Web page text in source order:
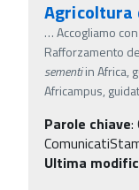
Agricoltura
…Accogliamo
Rafforzamento
sementiin Africa,
Africampus,
Parole chiave:
Ultima